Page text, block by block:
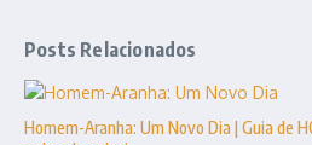
Posts Relacionados
Homem-Aranha: Um Novo Dia | Guia de